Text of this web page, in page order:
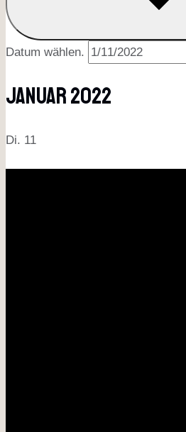
Datum wählen.
Januar 2022
Di. 11